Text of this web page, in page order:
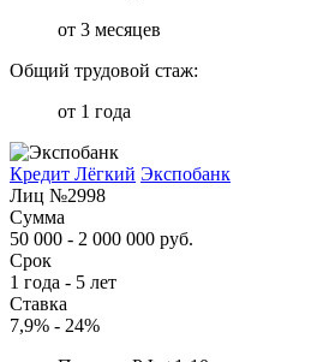
от 3 месяцев
Общий трудовой стаж:
от 1 года
Кредит Лёгкий Экспобанк
Лиц №2998
Сумма
50 000 - 2 000 000 руб.
Срок
1 года - 5 лет
Ставка
7,9% - 24%